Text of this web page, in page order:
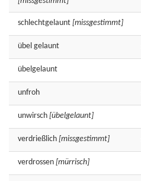
schlechtgelaunt [missgestimmt]
übel gelaunt
übelgelaunt
unfroh
unwirsch [übelgelaunt]
verdrießlich [missgestimmt]
verdrossen [mürrisch]